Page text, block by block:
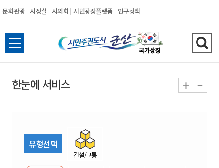
문화관광 시장실 시의회 시민광장플랫폼 인구정책
시
민
권
시
전
체
뉴
열
검
색
기
한눈에 서비스 + -
유형선택
건설/교통